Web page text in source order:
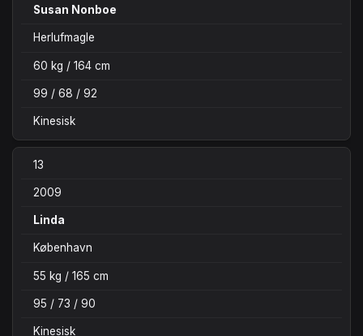
Susan Nonboe
Herlufmagle
60 kg / 164 cm
99 / 68 / 92
Kinesisk
13
2009
Linda
København
55 kg / 165 cm
95 / 73 / 90
Kinesisk